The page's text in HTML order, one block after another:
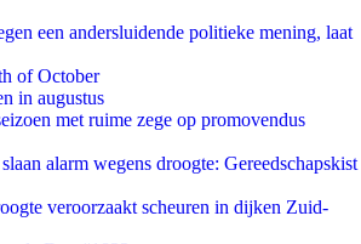
een andersluidende politieke mening, laat
of October
in augustus
met ruime zege op promovendus
alarm wegens droogte: Gereedschapskist
veroorzaakt scheuren in dijken Zuid-